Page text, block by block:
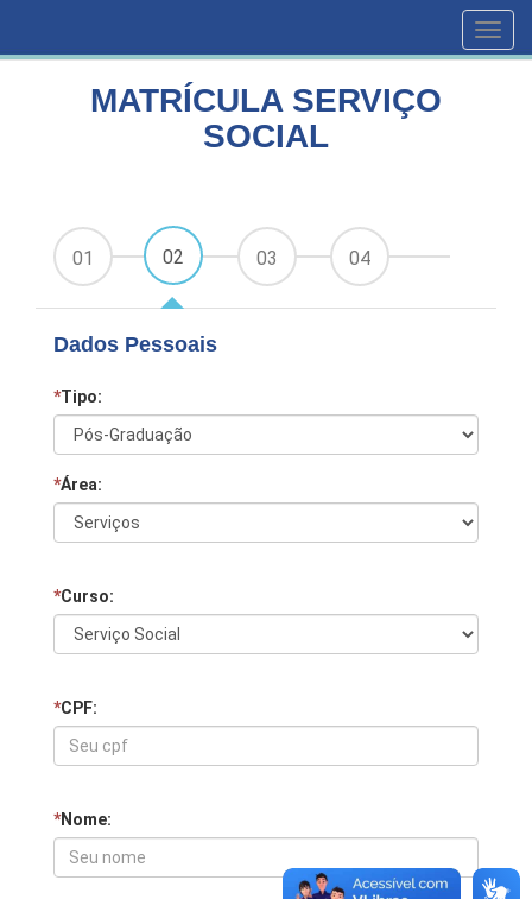
MATRÍCULA SERVIÇO
SOCIAL
01 02 03 04
Dados Pessoais
*Tipo:
*Área:
*Curso:
*CPF:
*Nome: